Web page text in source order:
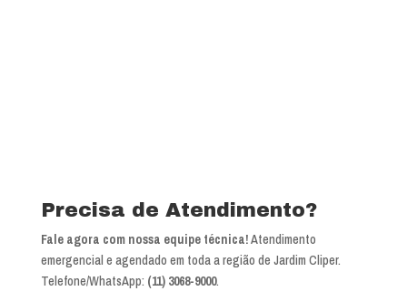
Precisa de Atendimento?
Fale agora com nossa equipe técnica!Atendimento
emergencial e agendado em toda a região de Jardim Cliper.
Telefone/WhatsApp: (11) 3068-9000.